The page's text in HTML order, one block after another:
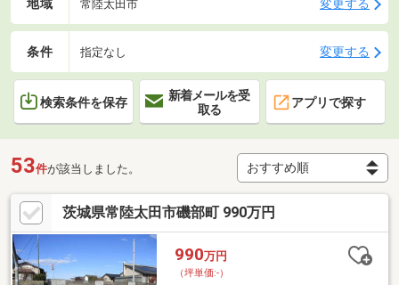
地域 常陸太田市 変更する
条件 指定なし 変更する
検索条件を保存
新着メールを受
取る
アプリで探す
53件が該当しました。
茨城県常陸太田市磯部町 990万円
990万円
（坪単価:-）